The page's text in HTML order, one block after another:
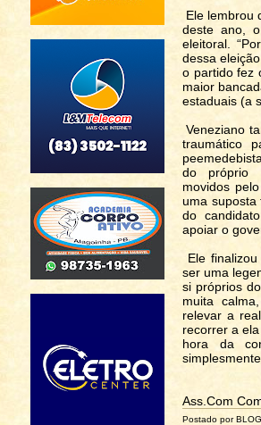
Ele lembrou
deste ano,
eleitoral.
dessa
o partido fez
maior
estaduais (a
Veneziano
traumático
do próprio
movidos
uma suposta
do
apoiar o
Ele
ser uma
si próprios
muita
relevar a
recorrer a
hora da
Ass.Com
Postado por